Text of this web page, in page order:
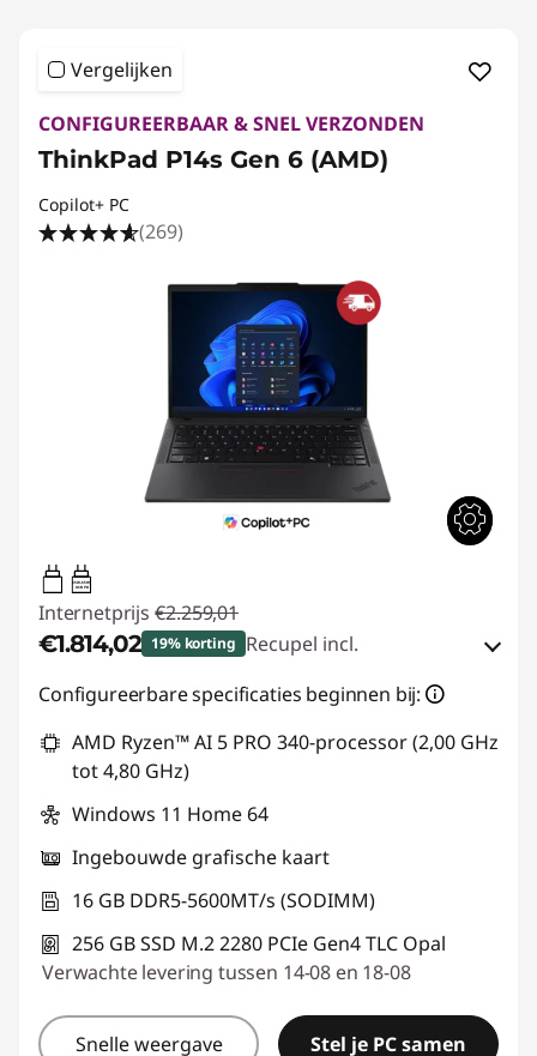
Vergelijken
CONFIGUREERBAAR & SNEL VERZONDEN
ThinkPad P14s Gen 6 (AMD)
Copilot+ PC
(269)
65W-65W
USB PD
Internetprijs €2.259,01
€1.814,02 19% korting Recupel incl.
eCoupon-besparingen :-€444,99
eCoupon gebruiken :THINKDEAL
Configureerbare specificaties beginnen bij:
AMD Ryzen™ AI 5 PRO 340-processor (2,00 GHz
tot 4,80 GHz)
Windows 11 Home 64
Ingebouwde grafische kaart
16 GB DDR5-5600MT/s (SODIMM)
256 GB SSD M.2 2280 PCIe Gen4 TLC Opal
Verwachte levering tussen 14-08 en 18-08
Snelle weergave Stel je PC samen